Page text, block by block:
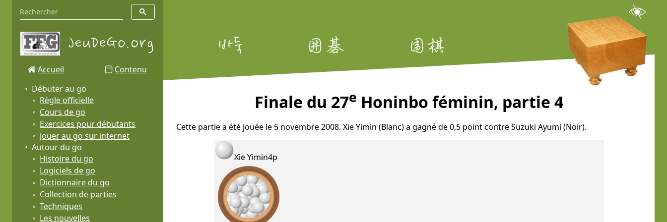
Accueil
Contenu
Débuter au go
Règle officielle
Cours de go
Exercices pour débutants
Jouer au go sur internet
Autour du go
Histoire du go
Logiciels de go
Dictionnaire du go
Collection de parties
Techniques
Les nouvelles
Finale du 27e Honinbo féminin, partie 4
Cette partie a été jouée le 5 novembre 2008. Xie Yimin (Blanc) a gagné de 0,5 point contre Suzuki Ayumi (Noir).
Xie Yimin4p